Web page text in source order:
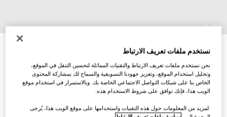
1
/
4
حزام GG Marmont واسع
تنويعاتجلد باللون الأسود
نستخدم ملفات تعريف الارتباط
نحن نستخدم ملفات تعريف الارتباط والتقنيات المماثلة لتحسين التنقل في الموقع،
وتحليل استخدام الموقع، وتعزيز جهودنا التسويقية والسماح لك بمشاركة المحتوى
الخاص بنا على شبكات التواصل الاجتماعي الخاصة بك. وبالاستمرار في استخدام موقع
الويب هذا، فإنك توافق على شروط الاستخدام هذه.
.لمزيد من المعلومات حول هذه التقنيات واستخدامها على موقع الويب هذا، يُرجى